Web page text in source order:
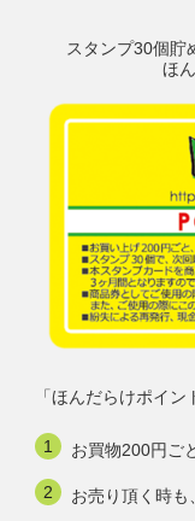
スタンプ30個貯
ほ
「ほんだらけポイ
お買物200円ご
お売り頂く時